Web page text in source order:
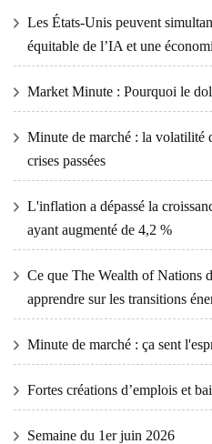
Les États-Unis peuvent
équitable de l’IA et une
Market Minute : Pourquoi le
Minute de marché : la volatilité
crises passées
L'inflation a dépassé la
ayant augmenté de 4,2 %
Ce que The Wealth of Nations
apprendre sur les transitions
Minute de marché : ça sent
Fortes créations d’emplois et
Semaine du 1er juin 2026